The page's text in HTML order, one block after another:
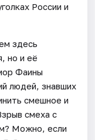
России и
здесь
но и её
Фаины
людей, знавших
смешное и
смеха с
Можно, если